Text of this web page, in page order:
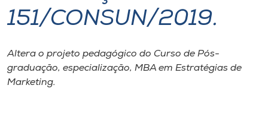
I.nova
Diplomados
151/CONSUN/2019.
Altera o projeto pedagógico do Curso de Pós-
graduação, especialização, MBA em Estratégias de
Marketing.